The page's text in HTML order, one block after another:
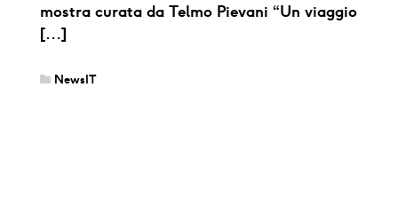
mostra curata da Telmo Pievani “Un viaggio
[…]
NewsIT